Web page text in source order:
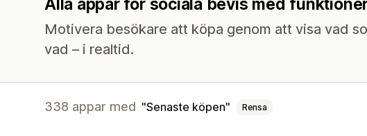
Alla appar för sociala bevis med
Motivera besökare att köpa genom att visa vad
vad – i realtid.
338 appar med Senaste köpen Rensa